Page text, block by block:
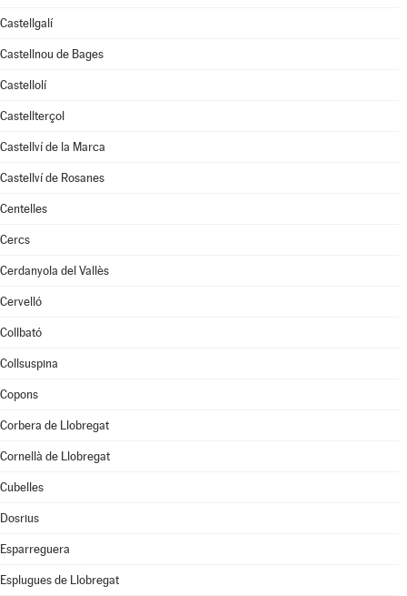
Castellgalí
Castellnou de Bages
Castellolí
Castellterçol
Castellví de la Marca
Castellví de Rosanes
Centelles
Cercs
Cerdanyola del Vallès
Cervelló
Collbató
Collsuspina
Copons
Corbera de Llobregat
Cornellà de Llobregat
Cubelles
Dosrius
Esparreguera
Esplugues de Llobregat